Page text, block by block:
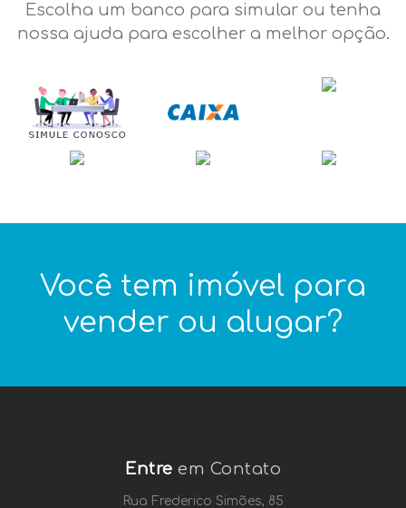
Escolha um banco para simular ou tenha
nossa ajuda para escolher a melhor opção.
Você tem imóvel para
vender ou alugar?
Entre em Contato
Rua Frederico Simões, 85